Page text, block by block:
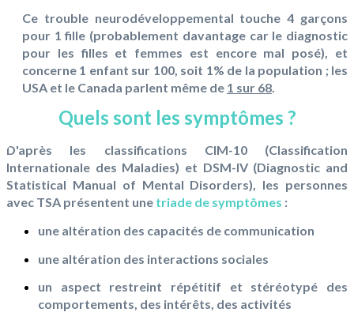
Ce trouble neurodéveloppemental touche 4 garçons
pour 1 fille (probablement davantage car le diagnostic
pour les filles et femmes est encore mal posé), et
concerne 1 enfant sur 100, soit 1% de la population ; les
USA et le Canada parlent même de 1 sur 68
Quels sont les symptômes ?
D'après les classifications CIM-10 (Classification
Internationale des Maladies) et DSM-IV (Diagnostic and
Statistical Manual of Mental Disorders), les personnes
avec TSA présentent une triade de symptômes :
une altération des capacités de communication
une altération des interactions sociales
un aspect restreint répétitif et stéréotypé des
comportements, des intérêts, des activités